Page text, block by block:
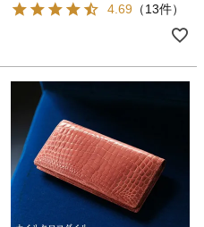
4.69 （13件）